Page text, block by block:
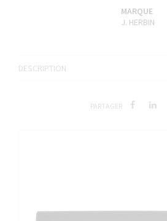
MARQUE
J. HERBIN
DESCRIPTION
PARTAGER